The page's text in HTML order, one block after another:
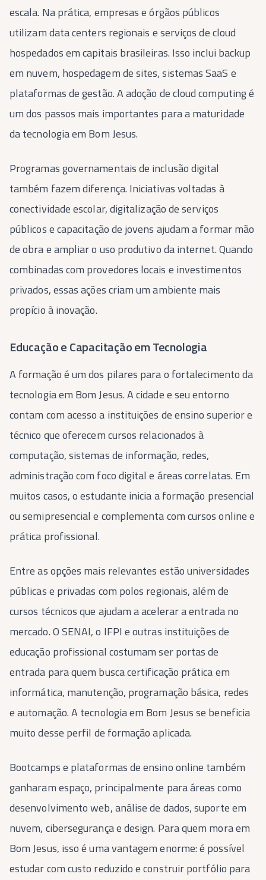
escala. Na prática, empresas e órgãos públicos
utilizam data centers regionais e serviços de cloud
hospedados em capitais brasileiras. Isso inclui backup
em nuvem, hospedagem de sites, sistemas SaaS e
plataformas de gestão. A adoção de cloud computing é
um dos passos mais importantes para a maturidade
da tecnologia em Bom Jesus.
Programas governamentais de inclusão digital
também fazem diferença. Iniciativas voltadas à
conectividade escolar, digitalização de serviços
públicos e capacitação de jovens ajudam a formar mão
de obra e ampliar o uso produtivo da internet. Quando
combinadas com provedores locais e investimentos
privados, essas ações criam um ambiente mais
propício à inovação.
Educação e Capacitação em Tecnologia
A formação é um dos pilares para o fortalecimento da
tecnologia em Bom Jesus. A cidade e seu entorno
contam com acesso a instituições de ensino superior e
técnico que oferecem cursos relacionados à
computação, sistemas de informação, redes,
administração com foco digital e áreas correlatas. Em
muitos casos, o estudante inicia a formação presencial
ou semipresencial e complementa com cursos online e
prática profissional.
Entre as opções mais relevantes estão universidades
públicas e privadas com polos regionais, além de
cursos técnicos que ajudam a acelerar a entrada no
mercado. O SENAI, o IFPI e outras instituições de
educação profissional costumam ser portas de
entrada para quem busca certificação prática em
informática, manutenção, programação básica, redes
e automação. A tecnologia em Bom Jesus se beneficia
muito desse perfil de formação aplicada.
Bootcamps e plataformas de ensino online também
ganharam espaço, principalmente para áreas como
desenvolvimento web, análise de dados, suporte em
nuvem, cibersegurança e design. Para quem mora em
Bom Jesus, isso é uma vantagem enorme: é possível
estudar com custo reduzido e construir portfólio para